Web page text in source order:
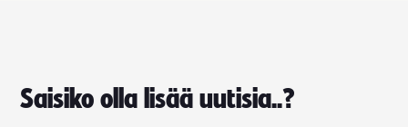
Saisiko olla lisää uutisia..?